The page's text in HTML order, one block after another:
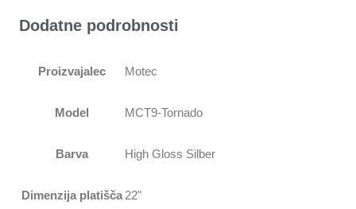
Dodatne podrobnosti
Proizvajalec Motec
Model MCT9-Tornado
Barva High Gloss Silber
Dimenzija platišča 22"